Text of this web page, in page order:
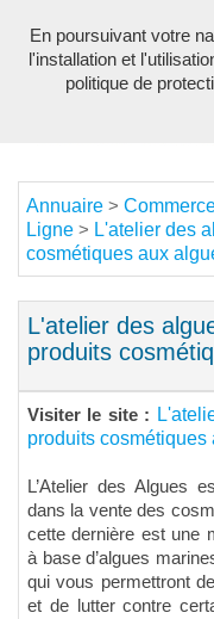
Annuaire >
Ligne > L'atelier des
cosmétiques aux
L'atelier des
produits
Visiter le site :
produits
L’Atelier des Algues
dans la vente des
cette dernière est une
à base d’algues
qui vous permettront
et de lutter contre
En poursuivant votre
l'installation et
politique de